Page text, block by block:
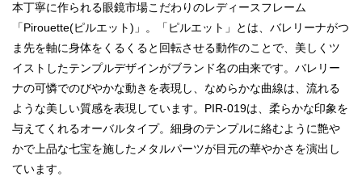
本丁寧に作られる眼鏡市場こだわりのレディースフレーム
「Pirouette(ピルエット)」。「ピルエット」とは、バレリーナがつ
ま先を軸に身体をくるくると回転させる動作のことで、美しくツ
イストしたテンプルデザインがブランド名の由来です。バレリー
ナの可憐でのびやかな動きを表現し、なめらかな曲線は、流れる
ような美しい質感を表現しています。PIR-019は、柔らかな印象を
与えてくれるオーバルタイプ。細身のテンプルに絡むように艶や
かで上品な七宝を施したメタルパーツが目元の華やかさを演出し
ています。